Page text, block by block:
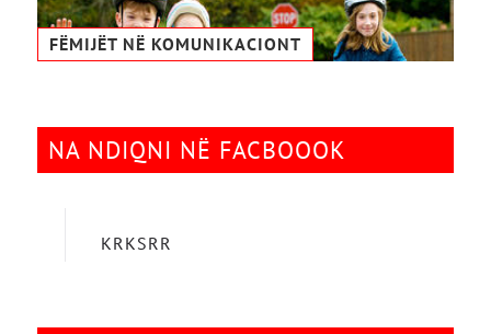
FËMIJËT NË KOMUNIKACIONТ
NA NDIQNI NË FACBOOOK
KRKSRR